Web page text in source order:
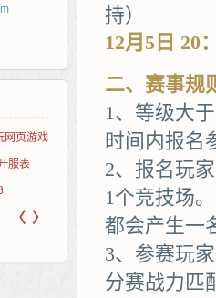
网页游戏
服表
页游网
腾讯游戏 新浪
新浪页游 网易
多玩
pcgame 中华网
Cwan
游一游
游侠网页游戏 40407
5617网游网 一游网
开服网
斗蟹网页游戏 游戏
4q5q游戏
〈 〉
持）
12月5日 20
二、赛事规
1、等级大
时间内报名
2、报名玩
1个竞技场
都会产生一
3、参赛玩
分赛战力匹